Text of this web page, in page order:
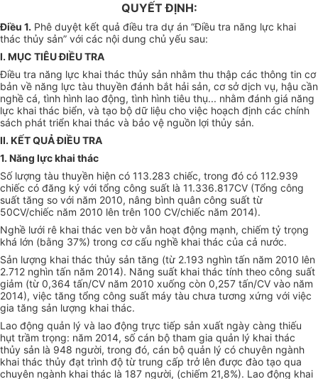
QUYẾT ĐỊNH:
Điều 1. Phê duyệt kết quả điều tra dự án “Điều tra năng lực khai
thác thủy sản” với các nội dung chủ yếu sau:
I. MỤC TIÊU ĐIỀUTRA
Điều tra năng lực khai thác thủy sản nhằm thu thập các thông tin cơ
bản về năng lực tàu thuyền đánh bắt hải sản, cơ sởdịch vụ, hậu cần
nghề cá, tình hình lao động, tình hình tiêu thụ... nhằm đánh giá năng
lực khai thác biển, và tạo bộ dữ liệu cho việc hoạch định các chính
sách phát triển khai thác và bảo vệ nguồn lợi thủy sản.
II. KẾT QUẢ ĐIỀU TRA
1. Năng lực khai thác
Số lượng tàu thuyền hiện có 113.283 chiếc, trong đó có 112.939
chiếc có đăng ký với tổng công suất là 11.336.817CV (Tổng công
suất tăng so với năm 2010, nâng bình quân công suất từ
50CV/chiếc năm 2010 lên trên 100 CV/chiếc năm 2014).
Nghề lưới rê khai thác ven bờ vẫn hoạt động mạnh, chiếm tỷ trọng
khá lớn (bằng 37%) trong cơ cấu nghề khai thác của cả nước.
Sản lượng khai thác thủy sản tăng (từ 2.193 nghìn tấn năm 2010 lên
2.712 nghìn tấn năm 2014). Năng suất khai thác tính theo công suất
giảm (từ 0,364 tấn/CV năm 2010 xuống còn 0,257 tấn/CV vào năm
2014), việc tăng tổng công suất máy tàu chưa tương xứng với việc
gia tăng sản lượng khai thác.
Lao động quản lý và lao động trực tiếp sản xuất ngày càng thiếu
hụt trầm trọng: năm 2014, số cán bộ tham gia quản lý khai thác
thủy sản là 948 người, trong đó, cán bộ quản lý có chuyên ngành
khai thác thủy đạt trình độ từ trung cấp trở lên được đào tạo qua
chuyên ngành khai thác là 187 người, (chiếm 21,8%). Lao động khai